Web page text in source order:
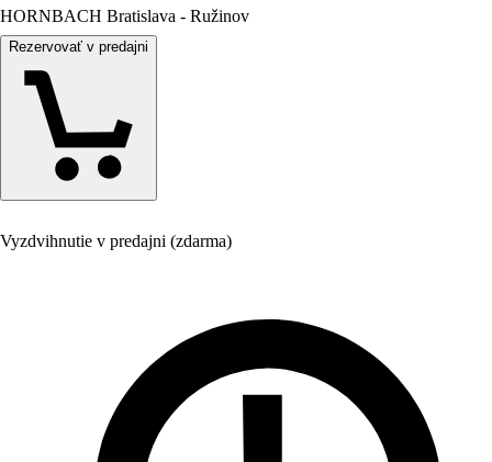
HORNBACH Bratislava - Ružinov
Rezervovať v predajni
Vyzdvihnutie v predajni (zdarma)